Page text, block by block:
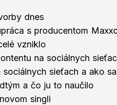
dnes
s producentom
vzniklo
na sociálnych
sieťach a ako
a čo ju to naučilo
singli